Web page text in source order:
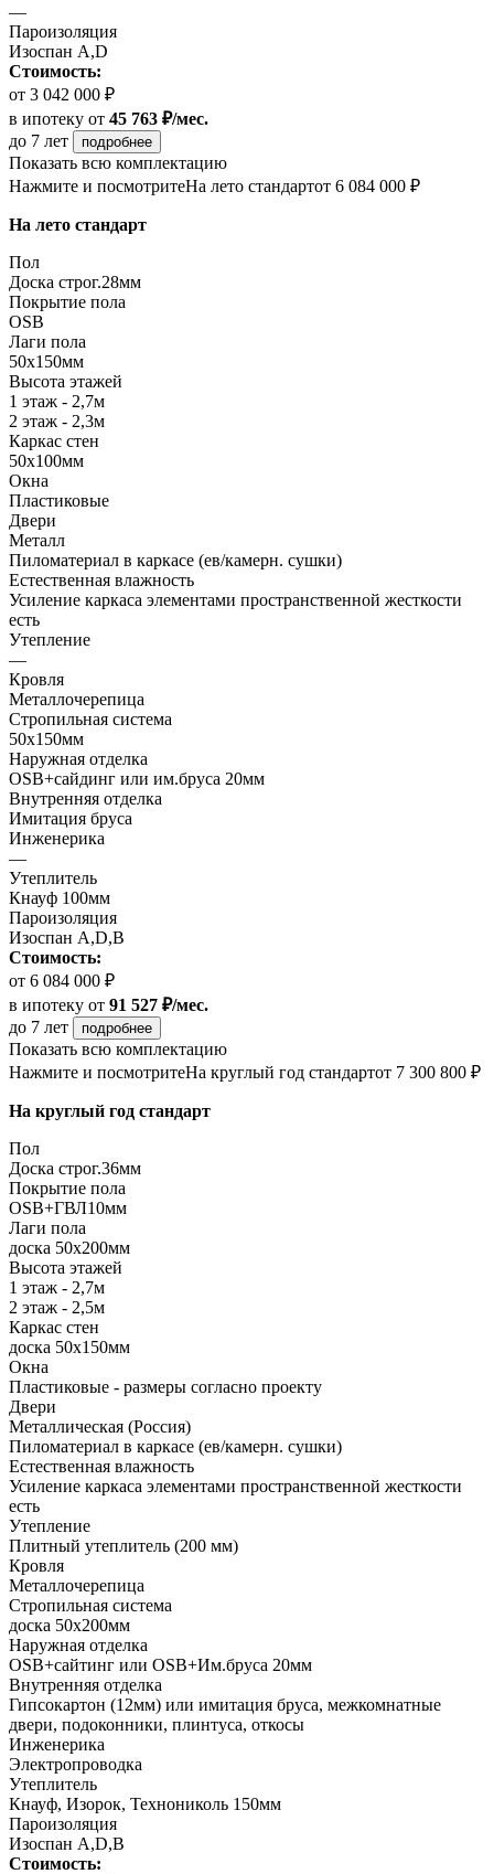
—
Пароизоляция
Изоспан A,D
Стоимость:
от 3 042 000 ₽
в ипотеку от 45 763 ₽/мес.
до 7 лет
подробнее
Показать всю комплектацию
Нажмите и посмотритеНа лето стандартот 6 084 000 ₽
На лето стандарт
Пол
Доска строг.28мм
Покрытие пола
OSB
Лаги пола
50х150мм
Высота этажей
1 этаж - 2,7м
2 этаж - 2,3м
Каркас стен
50х100мм
Окна
Пластиковые
Двери
Металл
Пиломатериал в каркасе (ев/камерн. сушки)
Естественная влажность
Усиление каркаса элементами пространственной жесткости
есть
Утепление
—
Кровля
Металлочерепица
Стропильная система
50х150мм
Наружная отделка
OSB+сайдинг или им.бруса 20мм
Внутренняя отделка
Имитация бруса
Инженерика
—
Утеплитель
Кнауф 100мм
Пароизоляция
Изоспан А,D,B
Стоимость:
от 6 084 000 ₽
в ипотеку от 91 527 ₽/мес.
до 7 лет
подробнее
Показать всю комплектацию
Нажмите и посмотритеНа круглый год стандартот 7 300 800 ₽
На круглый год стандарт
Пол
Доска строг.36мм
Покрытие пола
ОSB+ГВЛ10мм
Лаги пола
доска 50х200мм
Высота этажей
1 этаж - 2,7м
2 этаж - 2,5м
Каркас стен
доска 50х150мм
Окна
Пластиковые - размеры согласно проекту
Двери
Металлическая (Россия)
Пиломатериал в каркасе (ев/камерн. сушки)
Естественная влажность
Усиление каркаса элементами пространственной жесткости
есть
Утепление
Плитный утеплитель (200 мм)
Кровля
Металлочерепица
Стропильная система
доска 50х200мм
Наружная отделка
OSB+сайтинг или OSB+Им.бруса 20мм
Внутренняя отделка
Гипсокартон (12мм) или имитация бруса, межкомнатные
двери, подоконники, плинтуса, откосы
Инженерика
Электропроводка
Утеплитель
Кнауф, Изорок, Технониколь 150мм
Пароизоляция
Изоспан A,D,B
Стоимость: